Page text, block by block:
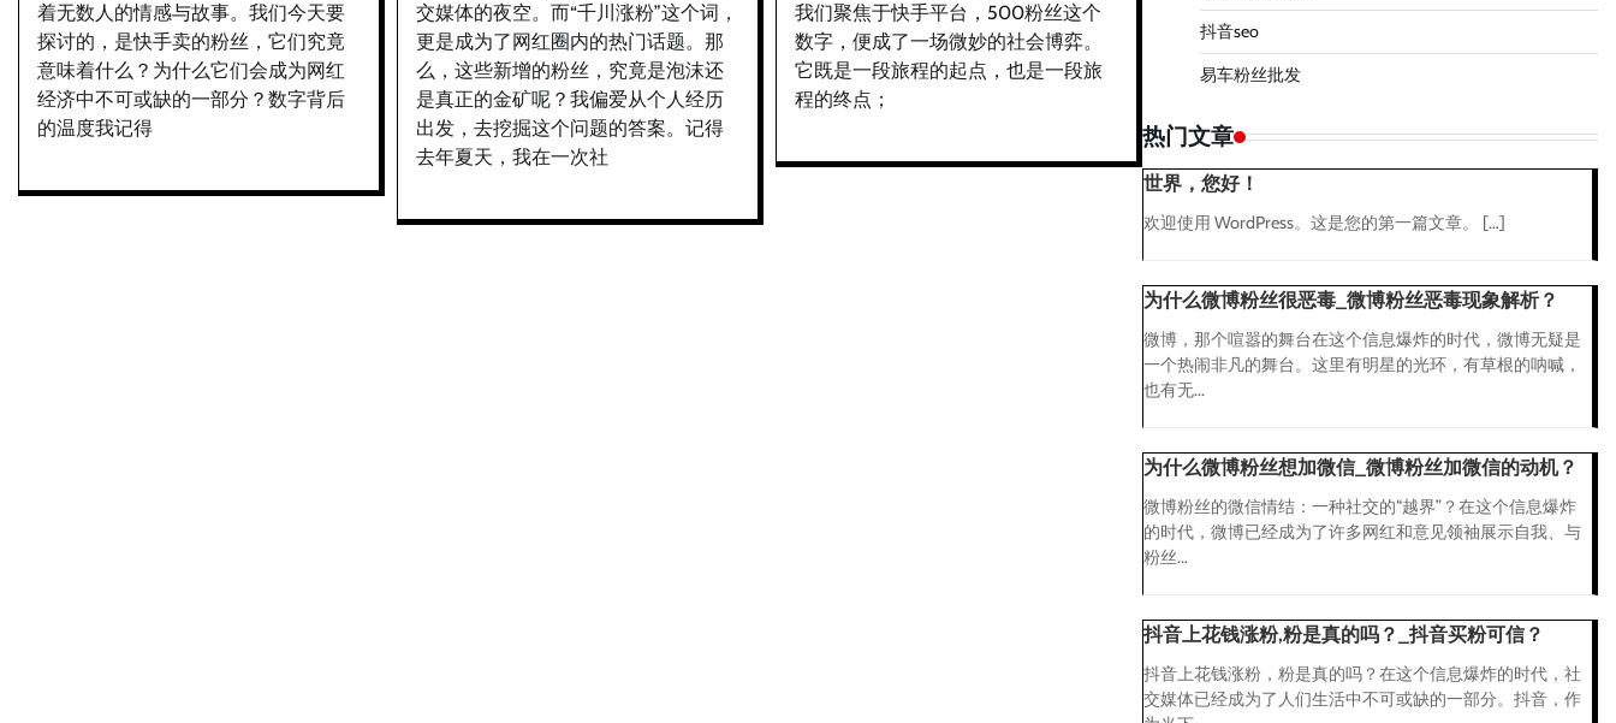
着无数人的情感与故事。我们今天要
探讨的，是快手卖的粉丝，它们究竟
意味着什么？为什么它们会成为网红
经济中不可或缺的一部分？数字背后
的温度我记得
交媒体的夜空。而“千川涨粉”这个词，
更是成为了网红圈内的热门话题。那
么，这些新增的粉丝，究竟是泡沫还
是真正的金矿呢？我偏爱从个人经历
出发，去挖掘这个问题的答案。记得
去年夏天，我在一次社
我们聚焦于快手平台，500粉丝这个
数字，便成了一场微妙的社会博弈。
它既是一段旅程的起点，也是一段旅
程的终点；
抖音seo
易车粉丝批发
热门文章
世界，您好！
欢迎使用 WordPress。这是您的第一篇文章。 […]
为什么微博粉丝很恶毒_微博粉丝恶毒现象解析？
微博，那个喧嚣的舞台在这个信息爆炸的时代，微博无疑是
一个热闹非凡的舞台。这里有明星的光环，有草根的呐喊，
也有无...
为什么微博粉丝想加微信_微博粉丝加微信的动机？
微博粉丝的微信情结：一种社交的“越界”？在这个信息爆炸
的时代，微博已经成为了许多网红和意见领袖展示自我、与
粉丝...
抖音上花钱涨粉,粉是真的吗？_抖音买粉可信？
抖音上花钱涨粉，粉是真的吗？在这个信息爆炸的时代，社
交媒体已经成为了人们生活中不可或缺的一部分。抖音，作